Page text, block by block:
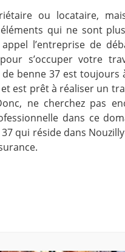
ou locataire,
qui ne sont
l’entreprise de
s’occuper votre
de benne 37 est toujours
est prêt à réaliser un
ne cherchez pas
dans ce
qui réside dans